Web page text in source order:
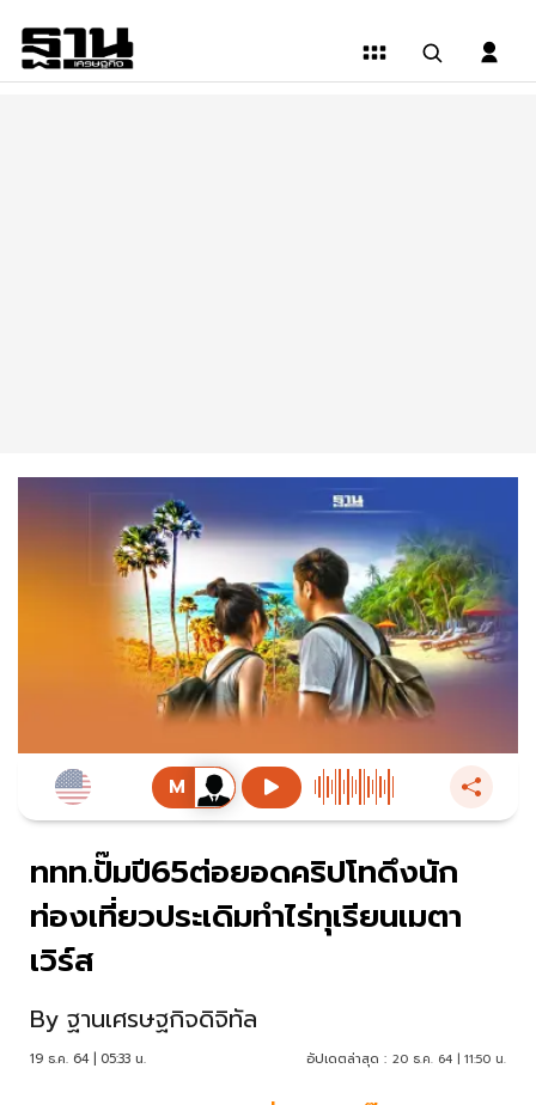
ททท.ปั๊มปี65ต่อยอดคริปโทดึงนัก
ท่องเที่ยวประเดิมทำไร่ทุเรียนเมตา
เวิร์ส
By ฐานเศรษฐกิจดิจิทัล
19 ธ.ค. 64 | 05:33 น. อัปเดตล่าสุด : 20 ธ.ค. 64 | 11:50 น.